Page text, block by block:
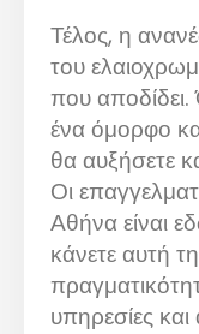
Τέλος, η
του
που
ένα όμορφο
θα αυξήσετε
Οι
Αθήνα είναι
κάνετε αυτή
υπηρεσίες